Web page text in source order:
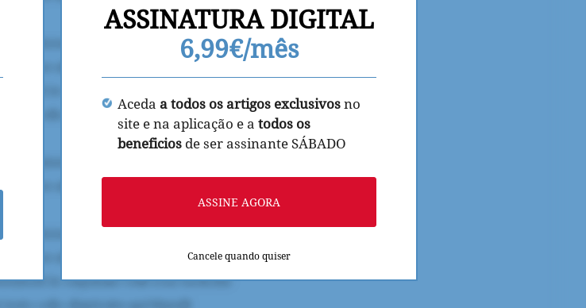
ASSINATURA DIGITAL
6,99€/mês
Aceda a todos os artigos exclusivosno
site e na aplicação e a todos os
beneficios de ser assinante SÁBADO
ASSINE AGORA
Cancele quando quiser